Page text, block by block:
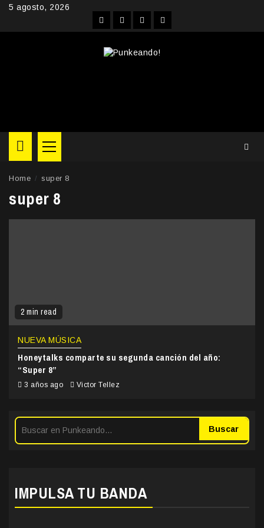
Skip5 agosto, 2026
FacebookInstagram
YouTubeTwitter
Primary
Menu
Home super 8
super 8
2 min read
NUEVA MÚSICA
Honeytalks comparte su segunda canción del año:
“Super 8”
3 años ago Victor Tellez
Buscar
IMPULSA TU BANDA